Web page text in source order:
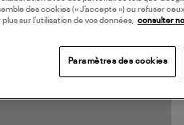
EUROPE
des cookies (« J’accepte ») ou refuser
plus sur l’utilisation de vos données,
consulter
Paramètres des cookies